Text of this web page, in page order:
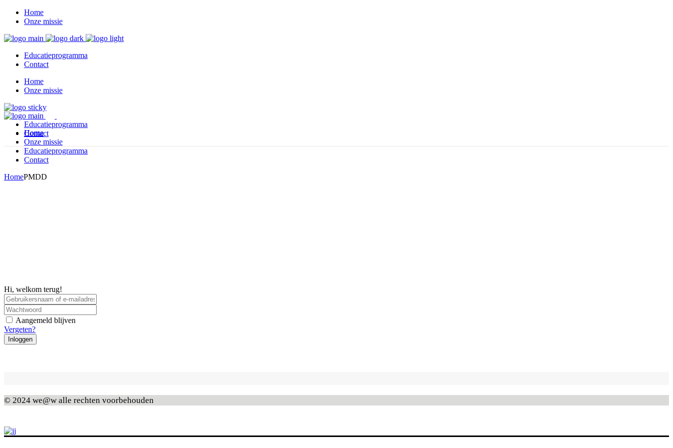
Home
Onze missie
Educatieprogramma
Contact
Home
Onze missie
Educatieprogramma
Contact
Home
Onze missie
Educatieprogramma
Contact
HomePMDD
Hi, welkom terug!
Aangemeld blijven
Vergeten?
Inloggen
© 2024 we@w alle rechten voorbehouden